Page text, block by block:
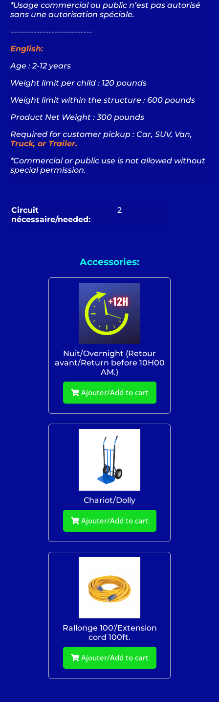
*Usage commercial ou public n’est pas autorisé
sans une autorisation spéciale.
----------------------------
English:
Age : 2-12 years
Weight limit per child : 120 pounds
Weight limit within the structure : 600 pounds
Product Net Weight : 300 pounds
Required for customer pickup : Car,SUV, Van,
Truck, or Trailer.
*Commercial or public use is not allowed without
special permission.
Circuit
nécessaire/needed:
2
Accessories:
Nuit/Overnight (Retour
avant/Return before 10H00
AM.)
Ajouter/Add to cart
Chariot/Dolly
Ajouter/Add to cart
Rallonge 100'/Extension
cord 100ft.
Ajouter/Add to cart